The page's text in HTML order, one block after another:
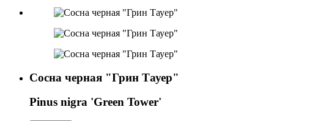
Сосна черная "Грин Тауер"
Pinus nigra 'Green Tower'